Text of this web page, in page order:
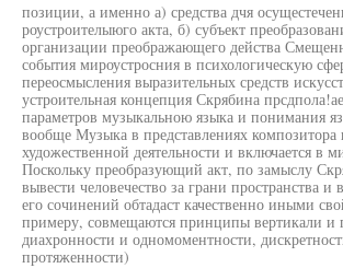
позиции, а именно а) средства дчя
роустроителыюго акта, б) субъект
организации преображающего действа
события мироустросния в психологическую
переосмысления выразительных средств
устроительная концепция Скрябина
параметров музыкальною языка и понимания
вообще Музыка в представлениях композитора
художественной деятельности и включается в
Поскольку преобразующий акт, по замыслу
вывести человечество за грани пространства
его сочинений обтадаст качественно иными
примеру, совмещаются принципы вертикали и
диахронности и одномоментности,
протяженности)